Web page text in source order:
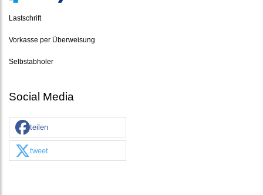
Lastschrift
Vorkasse per Überweisung
Selbstabholer
Social Media
teilen
tweet